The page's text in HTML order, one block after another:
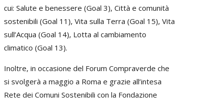
cui: Salute e benessere (Goal 3), Città e comunità
sostenibili (Goal 11), Vita sulla Terra (Goal 15), Vita
sull’Acqua (Goal 14), Lotta al cambiamento
climatico (Goal 13).
Inoltre, in occasione del Forum Compraverde che
si svolgerà a maggio a Roma e grazie all’intesa
Rete dei Comuni Sostenibili con la Fondazione